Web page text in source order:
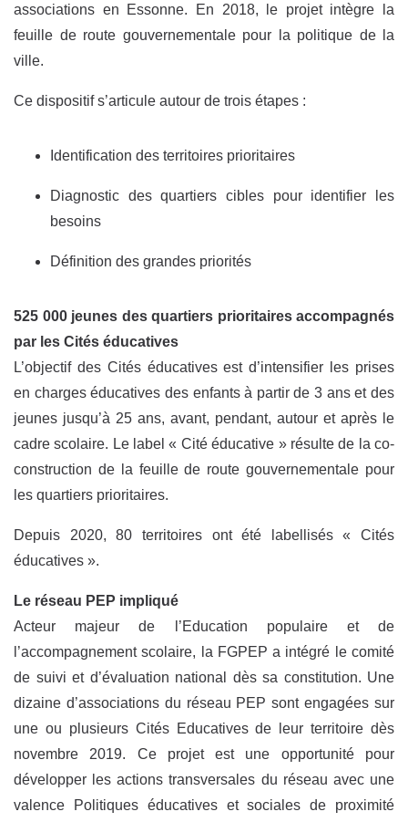
associations en Essonne. En 2018, le projet intègre la
feuille de route gouvernementale pour la politique de la
ville.
Ce dispositif s’articule autour de trois étapes :
Identification des territoires prioritaires
Diagnostic des quartiers cibles pour identifier les
besoins
Définition des grandes priorités
525 000 jeunes des quartiers prioritaires accompagnés
par les Cités éducatives
L’objectif des Cités éducatives est d’intensifier les prises
en charges éducatives des enfants à partir de 3 ans et des
jeunes jusqu’à 25 ans, avant, pendant, autour et après le
cadre scolaire. Le label « Cité éducative » résulte de la co-
construction de la feuille de route gouvernementale pour
les quartiers prioritaires.
Depuis 2020, 80 territoires ont été labellisés « Cités
éducatives ».
Le réseau PEP impliqué
Acteur majeur de l’Education populaire et de
l’accompagnement scolaire, la FGPEP a intégré le comité
de suivi et d’évaluation national dès sa constitution. Une
dizaine d’associations du réseau PEP sont engagées sur
une ou plusieurs Cités Educatives de leur territoire dès
novembre 2019. Ce projet est une opportunité pour
développer les actions transversales du réseau avec une
valence Politiques éducatives et sociales de proximité